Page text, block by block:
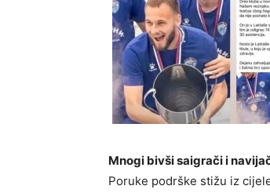
Mnogi bivši saigrači i
Poruke podrške stižu iz